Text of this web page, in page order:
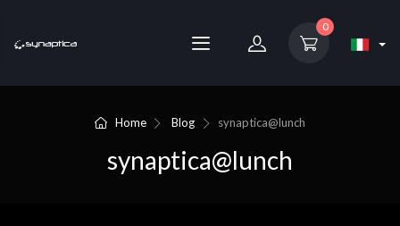
0
Home Blog synaptica@lunch
synaptica@lunch